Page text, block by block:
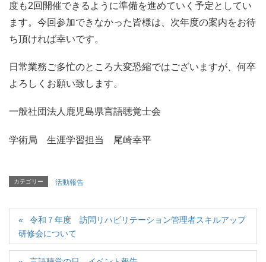
度も2回開催できるように準備を進めていく予定としてい
ます。今回参加できなかった皆様は、次年度の案内をお待
ち頂ければ幸いです。
日常業務ご多忙のところ大変恐縮ではございますが、何卒
よろしくお願い致します。
一般社団法人鹿児島県言語聴覚士会
学術局 生涯学習担当 尾崎幸平
カテゴリー 活動報告
令和７年度 訪問リハビリテーション管理者スキルアップ
研修会について